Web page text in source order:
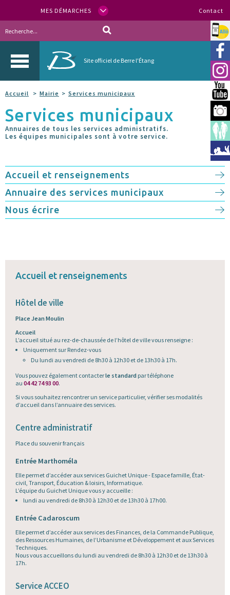
MES DÉMARCHES Contact
Site officiel de Berre l'Étang
Allo
Accueil Mairie Services municipaux
Services municipaux
Annuaires de tous les services administratifs.
Les équipes municipales sont à votre service.
Accueil et renseignements
Annuaire des services municipaux
Nous écrire
Accueil et renseignements
Hôtel de ville
Place Jean Moulin
Accueil
L’accueil situé au rez-de-chaussée de l’hôtel de ville vous renseigne :
Uniquement sur Rendez-vous
Du lundi au vendredi de 8h30 à 12h30 et de 13h30 à 17h.
Vous pouvez également contacterle standard par téléphone
au 04 42 74 93 00.
Si vous souhaitez rencontrer un service particulier, vérifier ses modalités
d’accueil dans l’annuaire des services.
Centre administratif
Place du souvenir français
Entrée Marthoméla
Elle permet d’accéder aux services Guichet Unique - Espace famille, État-
civil, Transport, Éducation & loisirs, Informatique.
L’équipe du Guichet Unique vous y accueille :
lundi au vendredi de 8h30 à 12h30 et de 13h30 à 17h00.
Entrée Cadaroscum
Elle permet d’accéder aux services des Finances, de la Commande Publique,
des Ressources Humaines, de l’Urbanisme et Développement et aux Services
Techniques.
Nous vous accueillons du lundi au vendredi de 8h30 à 12h30 et de 13h30 à
17h.
Service ACCEO